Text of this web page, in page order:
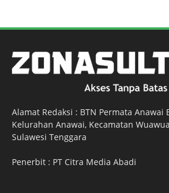
Alamat Redaksi : BTN Permata Anawai
Kelurahan Anawai, Kecamatan
Sulawesi Tenggara
Penerbit : PT Citra Media Abadi